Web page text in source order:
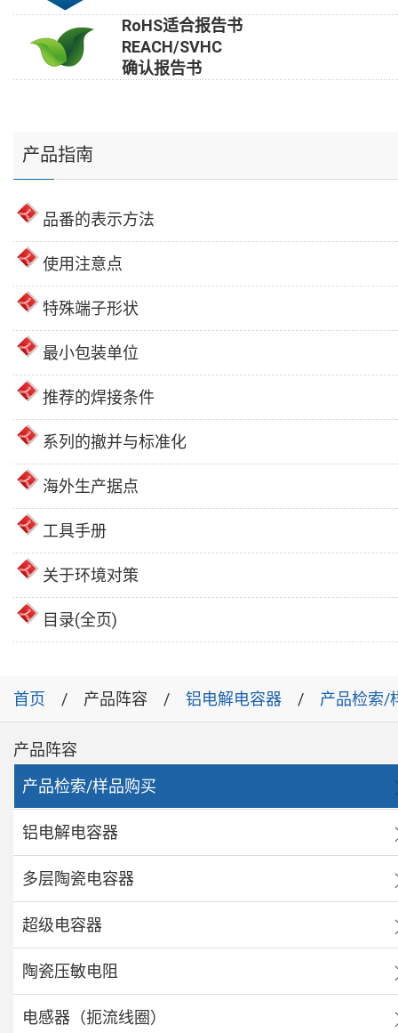
RoHS适合报告书
REACH/SVHC
确认报告书
产品指南
品番的表示方法
使用注意点
特殊端子形状
最小包装单位
推荐的焊接条件
系列的撤并与标准化
海外生产据点
工具手册
关于环境对策
目录(全页)
首页 产品阵容 铝电解电容器 产品检索/
产品阵容
产品检索/样品购买
铝电解电容器
多层陶瓷电容器
超级电容器
陶瓷压敏电阻
电感器（扼流线圈）